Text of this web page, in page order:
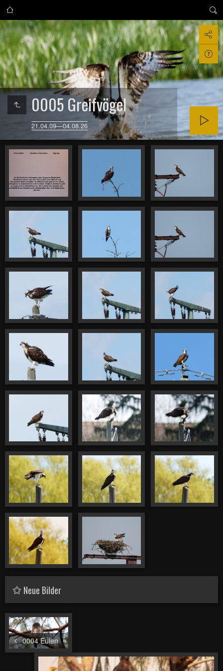
0005 Greifvögel
21.04.09—04.08.26
Neue Bilder
0004 Eulen